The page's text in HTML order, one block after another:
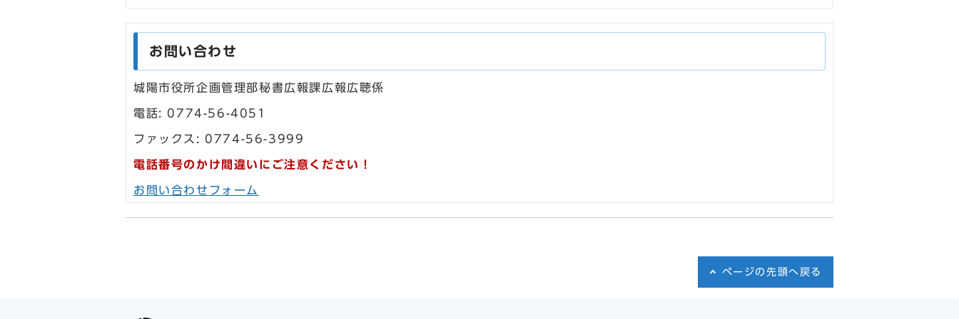
お問い合わせ
城陽市役所企画管理部秘書広報課広報広聴係
電話: 0774-56-4051
ファックス: 0774-56-3999
電話番号のかけ間違いにご注意ください！
お問い合わせフォーム
ページの先頭へ戻る